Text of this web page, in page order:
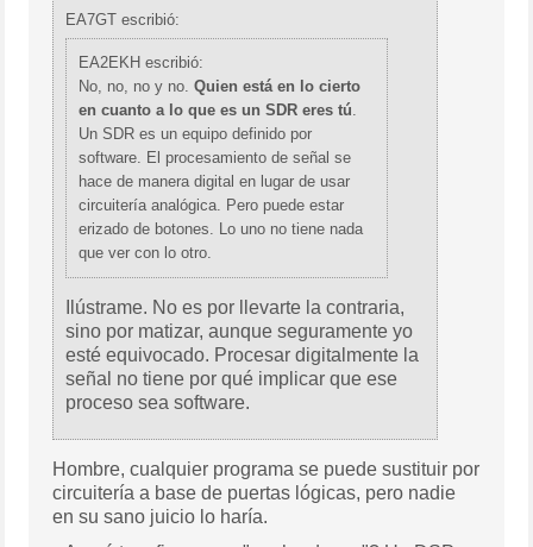
EA7GT escribió:
EA2EKH escribió:
No, no, no y no.Quien está en lo cierto
en cuanto a lo que es un SDR eres tú
Un SDR es un equipo definido por
software. El procesamiento de señal se
hace de manera digital en lugar de usar
circuitería analógica. Pero puede estar
erizado de botones. Lo uno no tiene nada
que ver con lo otro.
Ilústrame. No es por llevarte la contraria,
sino por matizar, aunque seguramente yo
esté equivocado. Procesar digitalmente la
señal no tiene por qué implicar que ese
proceso sea software.
Hombre, cualquier programa se puede sustituir por
circuitería a base de puertas lógicas, pero nadie
en su sano juicio lo haría.